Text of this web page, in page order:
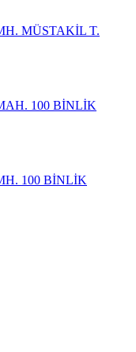
MÜSTAKİL T.
100 BİNLİK
100 BİNLİK